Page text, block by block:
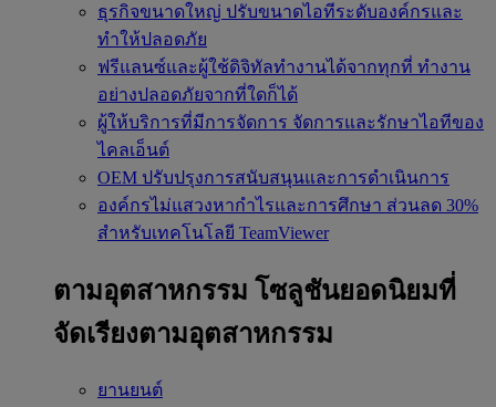
ธุรกิจขนาดใหญ่ ปรับขนาดไอทีระดับองค์กรและ
ทำให้ปลอดภัย
ฟรีแลนซ์และผู้ใช้ดิจิทัลทำงานได้จากทุกที่ ทำงาน
อย่างปลอดภัยจากที่ใดก็ได้
ผู้ให้บริการที่มีการจัดการ จัดการและรักษาไอทีของ
ไคลเอ็นต์
OEM ปรับปรุงการสนับสนุนและการดำเนินการ
องค์กรไม่แสวงหากำไรและการศึกษา ส่วนลด 30%
สำหรับเทคโนโลยี TeamViewer
ตามอุตสาหกรรม โซลูชันยอดนิยมที่
จัดเรียงตามอุตสาหกรรม
ยานยนต์